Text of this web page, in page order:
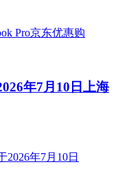
年7月10日上海